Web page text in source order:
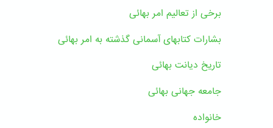
برخی از تعالیم امر بهائی
بشارات کتابهای آسمانی گذشته به امر بهائی
تاریخ دیانت بهائی
جامعه جهانی بهائی
خانواده